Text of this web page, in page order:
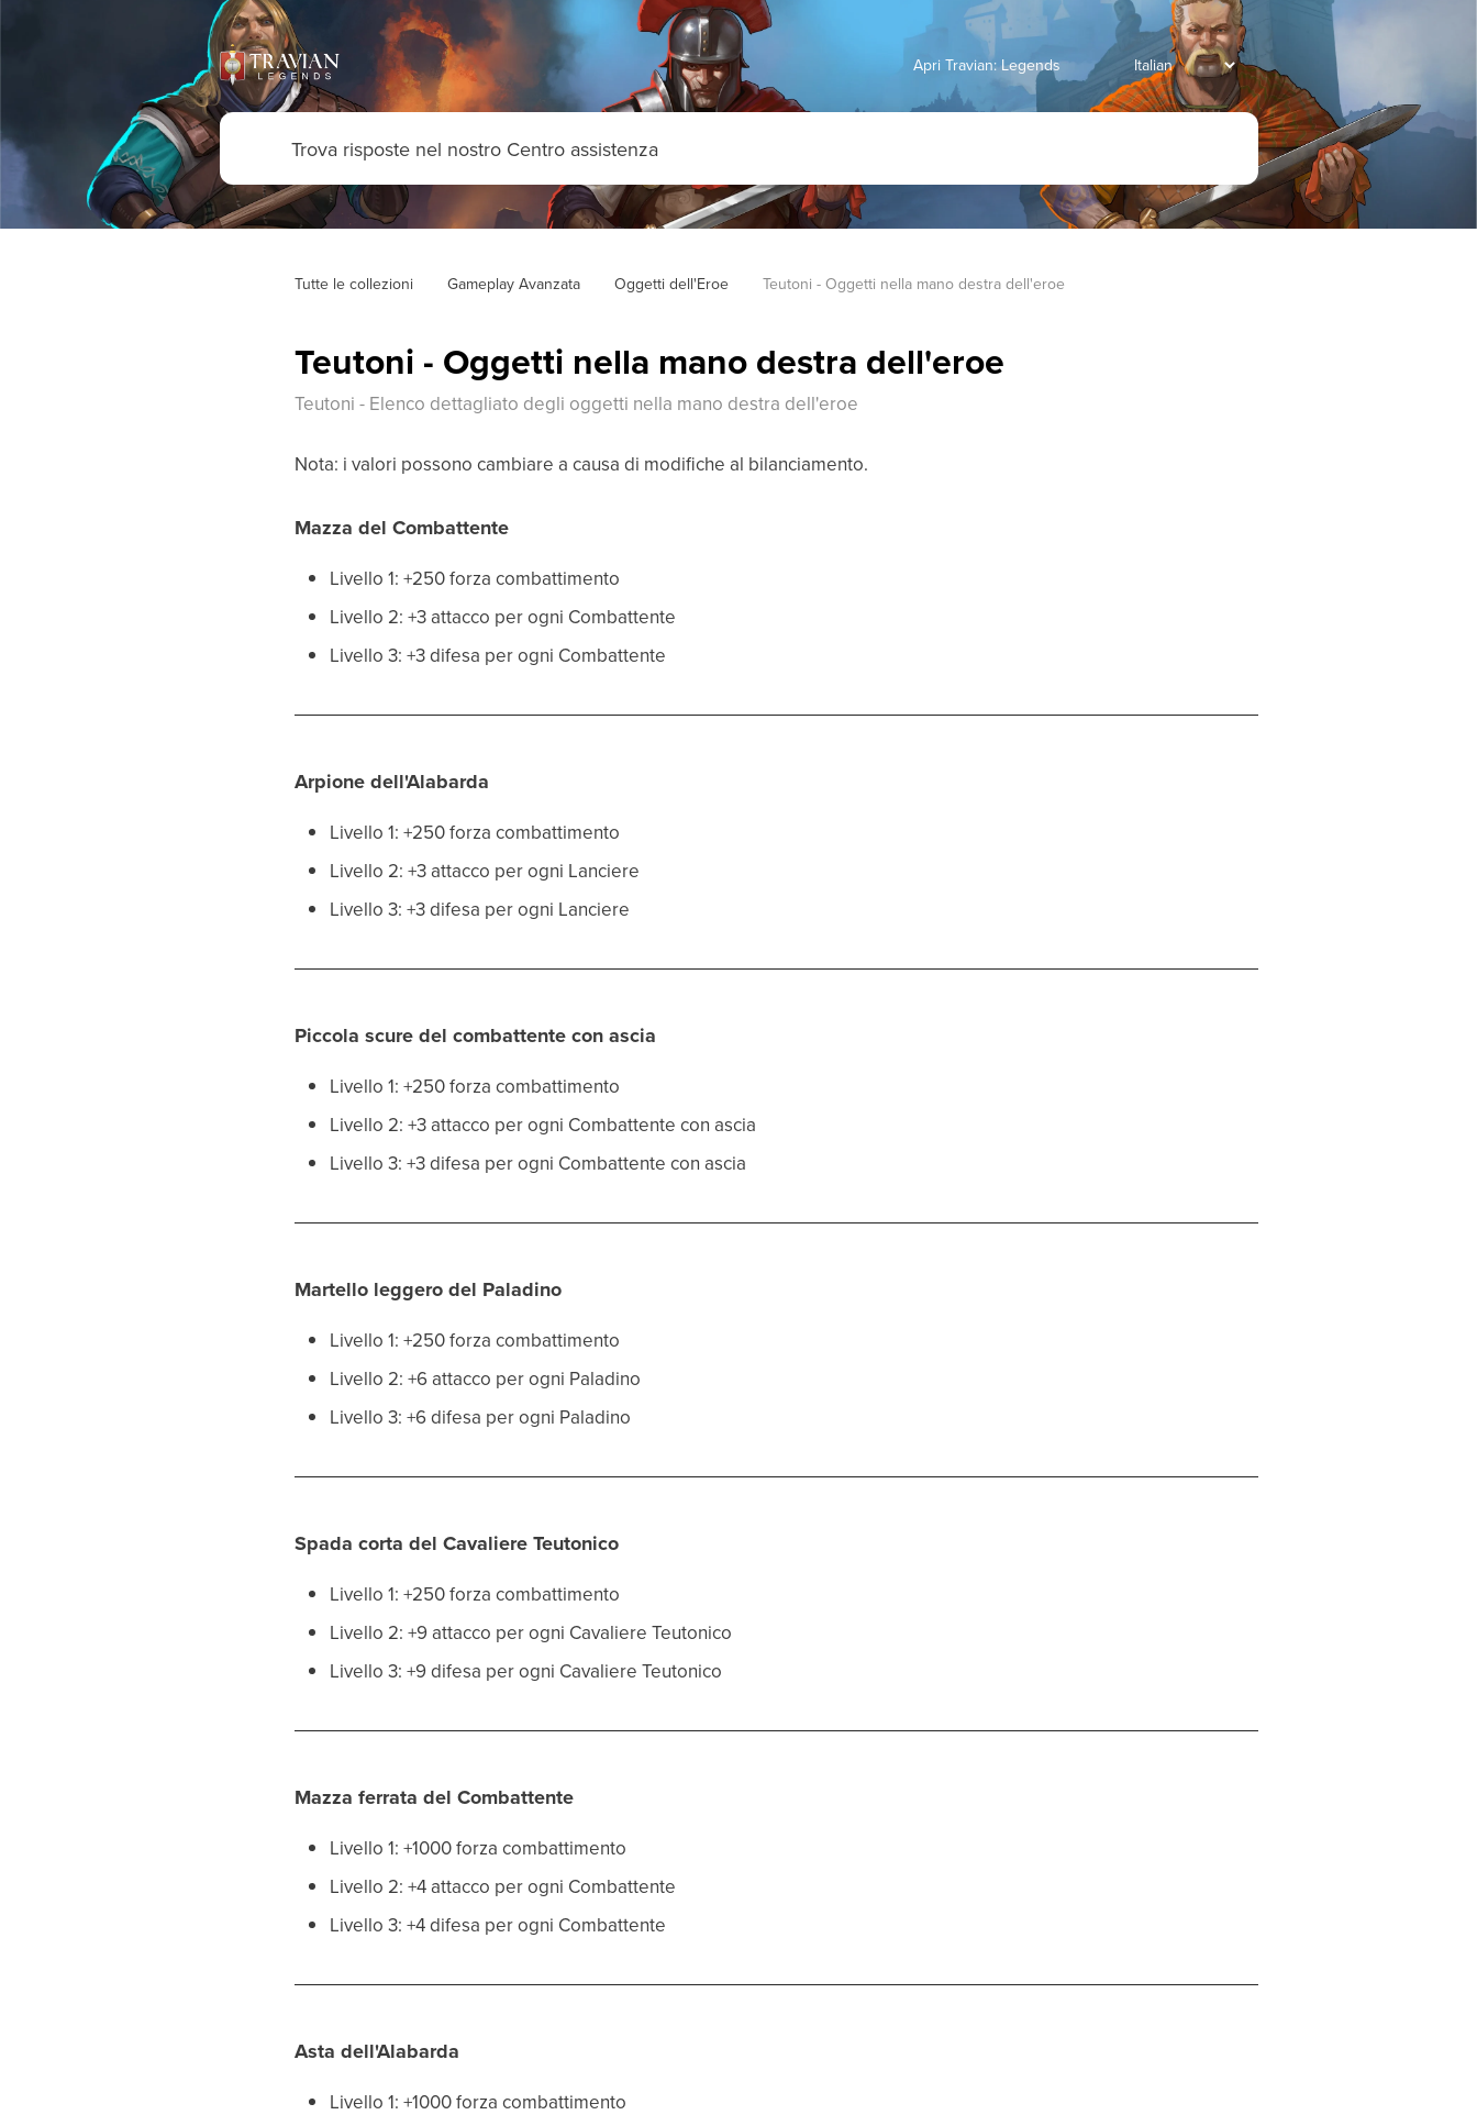
Apri Travian: Legends
Tutte le collezioni Gameplay Avanzata Oggetti dell'Eroe Teutoni - Oggetti nella mano destra dell'eroe
Teutoni - Oggetti nella mano destra dell'eroe
Teutoni - Elenco dettagliato degli oggetti nella mano destra dell'eroe
Nota: i valori possono cambiare a causa di modifiche al bilanciamento.
Mazza del Combattente
Livello 1: +250 forza combattimento
Livello 2: +3 attacco per ogni Combattente
Livello 3: +3 difesa per ogni Combattente
Arpione dell'Alabarda
Livello 1: +250 forza combattimento
Livello 2: +3 attacco per ogni Lanciere
Livello 3: +3 difesa per ogni Lanciere
Piccola scure del combattente con ascia
Livello 1: +250 forza combattimento
Livello 2: +3 attacco per ogni Combattente con ascia
Livello 3: +3 difesa per ogni Combattente con ascia
Martello leggero del Paladino
Livello 1: +250 forza combattimento
Livello 2: +6 attacco per ogni Paladino
Livello 3: +6 difesa per ogni Paladino
Spada corta del Cavaliere Teutonico
Livello 1: +250 forza combattimento
Livello 2: +9 attacco per ogni Cavaliere Teutonico
Livello 3: +9 difesa per ogni Cavaliere Teutonico
Mazza ferrata del Combattente
Livello 1: +1000 forza combattimento
Livello 2: +4 attacco per ogni Combattente
Livello 3: +4 difesa per ogni Combattente
Asta dell'Alabarda
Livello 1: +1000 forza combattimento